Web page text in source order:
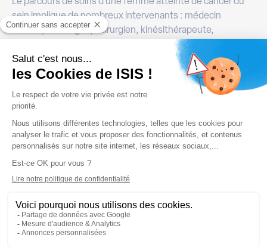
sein implique de nombreux intervenants : médecin
traitant, oncologue, chirurgien, kinésithérapeute,
psychologue, assistante sociale, associations,
radiothérapeute … Les IDEL se trouvent souvent aucentre
de cette organisation, faisant le lien entre l’hôpital et le
Ils transmettent des informations essentielles aux équipes
Veillent à l’observance des traitements et orientent les
patientes vers des soins de support. Par conséquent, en
coordonnant et en fluidifiant ce parcours complexe, ils
évitent les ruptures de suivi. De plus, ils réduisent le stress
pivot est donc ungage de sécurité et de coordination
dans l’accompagnement.